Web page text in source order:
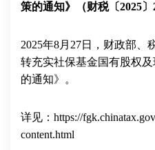
策的通知》（财税〔2025〕
2025年8月 27日，财政部、
转充实社保基金国有股权
的通知》。
详见： https://
content.html